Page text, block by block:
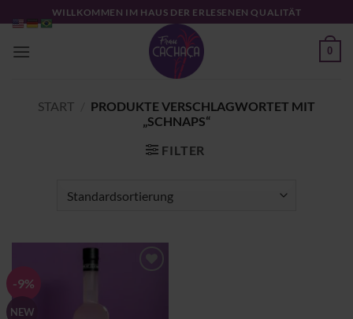
Inhalt
springen
WILLKOMMEN IM HAUS DER ERLESENEN QUALITÄT
0
START
PRODUKTE VERSCHLAGWORTET MIT
„SCHNAPS“
FILTER
-9%
NEW